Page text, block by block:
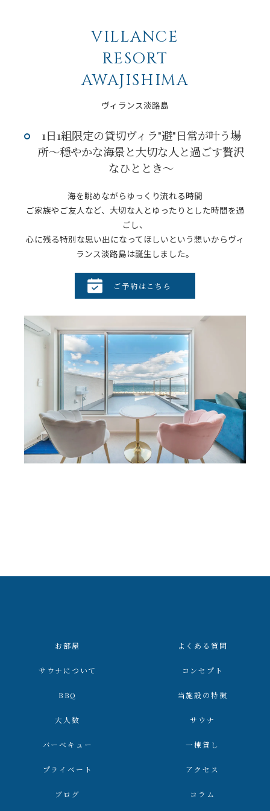
VILLANCE
RESORT
AWAJISHIMA
​ヴィランス淡路島
1日1組限定の貸切ヴィラ"避"日常が叶う場
所～穏やかな海景と大切な人と過ごす贅沢
なひととき～
海を眺めながらゆっくり流れる時間
ご家族やご友人など、大切な人とゆったりとした時間を過
ごし、
心に残る特別な思い出になってほしいという想いからヴィ
ランス淡路島は誕生しました。
ご予約はこちら
お部屋 よくある質問
サウナについて コンセプト
BBQ 当施設の特徴
大人数 サウナ
バーベキュー 一棟貸し
プライベート アクセス
ブログ コラム